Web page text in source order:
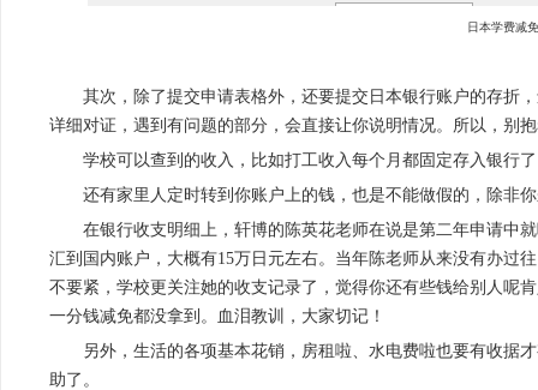
日本学费减
其次，除了提交申请表格外，还要提交日本银行账户的存折
详细对证，遇到有问题的部分，会直接让你说明情况。所以，别
学校可以查到的收入，比如打工收入每个月都固定存入银行
还有家里人定时转到你账户上的钱，也是不能做假的，除非
在银行收支明细上，轩博的陈英花老师在说是第二年申请中
汇到国内账户，大概有15万日元左右。当年陈老师从来没有办过
不要紧，学校更关注她的收支记录了，觉得你还有些钱给别人呢
一分钱减免都没拿到。血泪教训，大家切记！
另外，生活的各项基本花销，房租啦、水电费啦也要有收据
助了。